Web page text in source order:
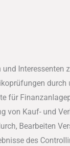
Interessenten
für
von Kauf- und
Bearbeiten
des